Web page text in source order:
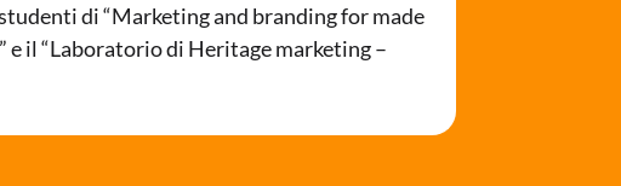
di “Marketing and branding for made
e il “Laboratorio di Heritage marketing –